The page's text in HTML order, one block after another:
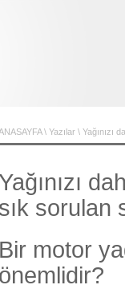
\ Yazılar \ Yağınızı
Yağınızı
sık sorulan
Bir motor
önemlidir?